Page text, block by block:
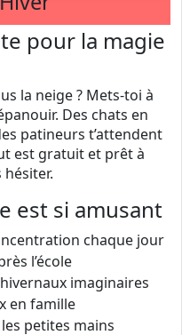
pour la magie
la neige ? Mets-toi à
Des chats en
patineurs t’attendent
est gratuit et prêt à
est si amusant
chaque jour
l’école
imaginaires
en famille
petites mains